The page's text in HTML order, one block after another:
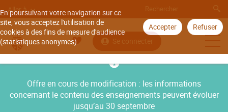
En poursuivant votre navigation sur ce
site, vous acceptez l'utilisation de
cookies à des fins de mesure d'audience
(statistiques anonymes).
Accepter Refuser
Aller à
Se connecter
Offre en cours de modification : les informations
concernant le contenu des enseignements peuvent évoluer
jusqu’au 30 septembre